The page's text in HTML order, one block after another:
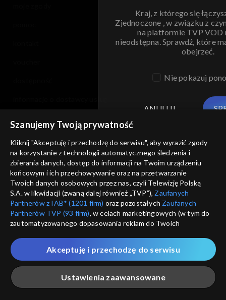
Kraj, z którego się
Zjednoczone , w związku z
na platformie TVP VOD
nieodstępna. Sprawdź, które
obejrzeć.
Nie pokazuj
ANULUJ
Szanujemy Twoją prywatność
Kliknij "Akceptuję i przechodzę do serwisu", aby wyrazić zgody
na korzystanie z technologii automatycznego śledzenia i
zbierania danych, dostęp do informacji na Twoim urządzeniu
końcowym i ich przechowywanie oraz na przetwarzanie
Twoich danych osobowych przez nas, czyli Telewizję Polską
S.A. w likwidacji (zwaną dalej również „TVP”), Zaufanych
Partnerów z IAB* (1201 firm) oraz pozostałych Zaufanych
Partnerów TVP (93 firm), w celach marketingowych (w tym do
zautomatyzowanego dopasowania reklam do Twoich
które wskazujemy poniżej, a także zgody na udostępnianie
przez nas identyfikatora PPID do Google.
Twoje dane osobowe zbierane podczas odwiedzania przez
Ciebie naszych
poszczególnych serwisówzwanych dalej
„Portalem”, w tym informacje zapisywane za pomocą
Ustawienia zaawansowane
Akceptuję i przechodzę do serwisu